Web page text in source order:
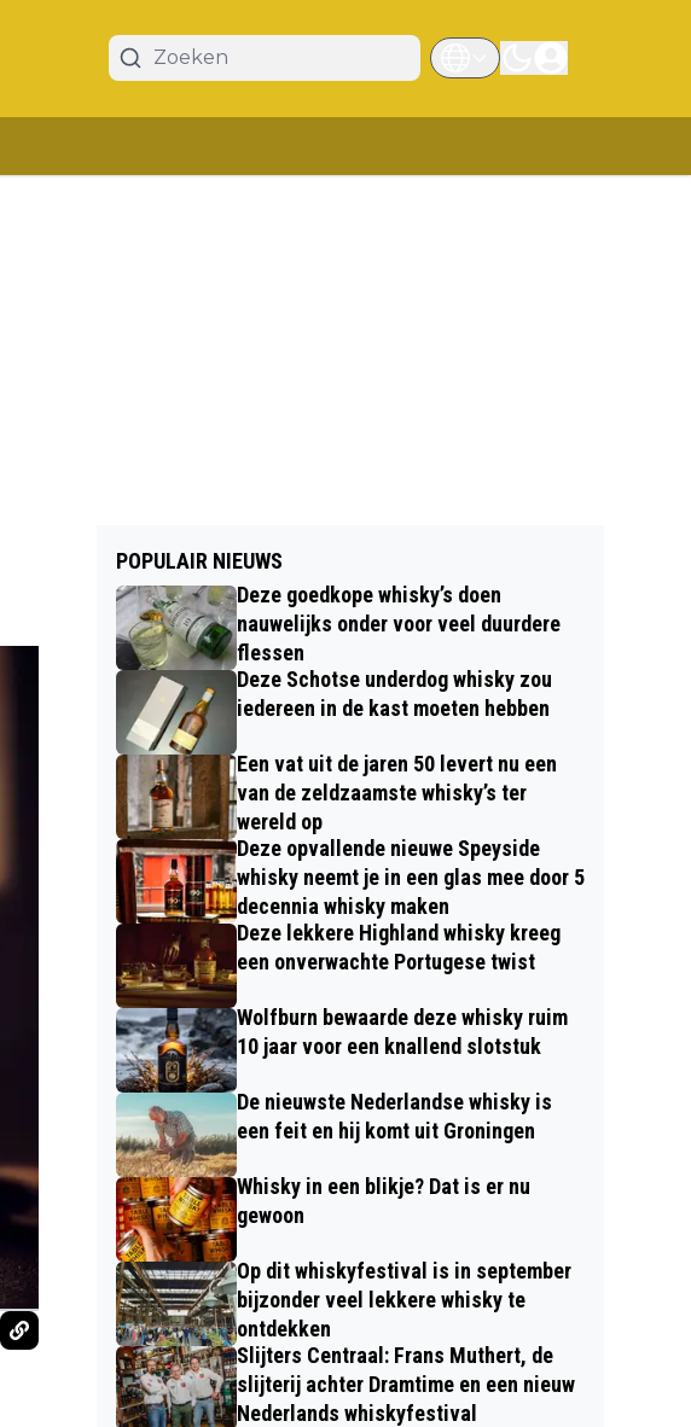
POPULAIR NIEUWS
Deze goedkope whisky’s doen
nauwelijks onder voor veel duurdere
flessen
Deze Schotse underdog whisky zou
iedereen in de kast moeten hebben
Een vat uit de jaren 50 levert nu een
van de zeldzaamste whisky’s ter
wereld op
Deze opvallende nieuwe Speyside
whisky neemt je in een glas mee door 5
decennia whisky maken
Deze lekkere Highland whisky kreeg
een onverwachte Portugese twist
Wolfburn bewaarde deze whisky ruim
10 jaar voor een knallend slotstuk
De nieuwste Nederlandse whisky is
een feit en hij komt uit Groningen
Whisky in een blikje? Dat is er nu
gewoon
Op dit whiskyfestival is in september
bijzonder veel lekkere whisky te
ontdekken
Slijters Centraal: Frans Muthert, de
slijterij achter Dramtime en een nieuw
Nederlands whiskyfestival